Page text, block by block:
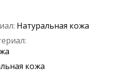
Натуральная кожа
кожа